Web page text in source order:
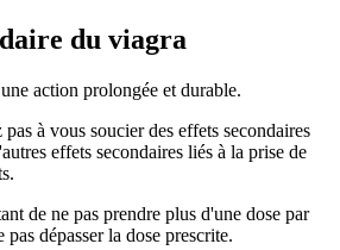
du viagra
action prolongée et durable.
pas à vous soucier des effets secondaires
effets secondaires liés à la prise de
de ne pas prendre plus d'une dose par
pas dépasser la dose prescrite.